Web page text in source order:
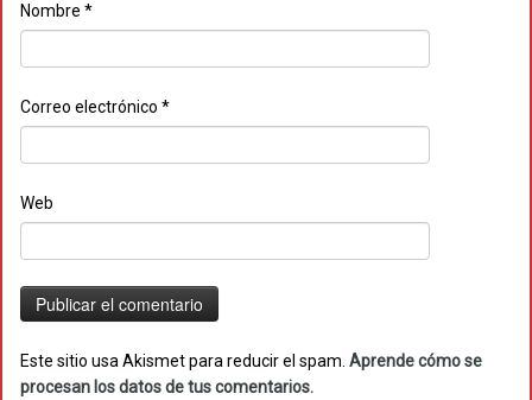
Nombre *
Correo electrónico *
Web
Este sitio usa Akismet para reducir el spam. Aprende cómo se
procesan los datos de tus comentarios.